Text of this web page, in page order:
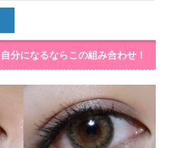
分になるならこの組み合わせ！